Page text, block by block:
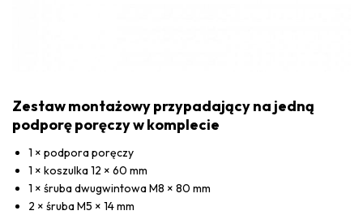
Zestaw montażowy przypadający na jedną
podporę poręczy w komplecie
1 × podpora poręczy
1 × koszulka 12 × 60 mm
1 × śruba dwugwintowa M8 × 80 mm
2 × śruba M5 × 14 mm